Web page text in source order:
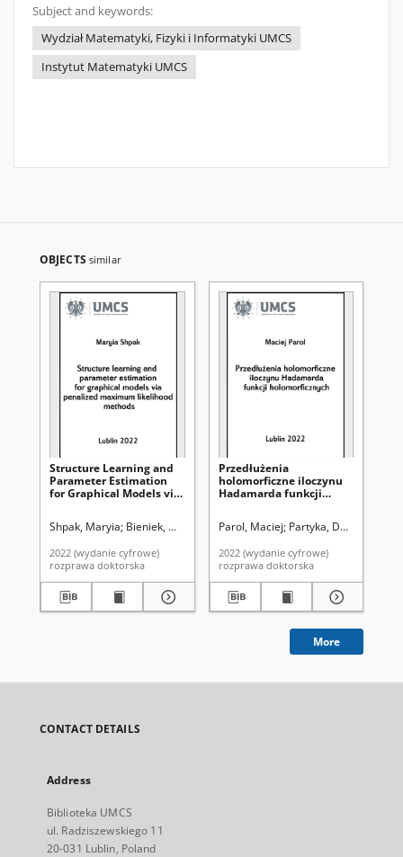
Subject and keywords:
Wydział Matematyki, Fizyki i Informatyki UMCS
Instytut Matematyki UMCS
OBJECTS similar
Structure Learning and
Parameter Estimation
for Graphical Models via
Shpak, Maryia Bieniek, Mariusz. Promotor
2022 (wydanie cyfrowe)
rozprawa doktorska
Przedłużenia
holomorficzne iloczynu
Hadamarda funkcji
Parol, Maciej Partyka, Dariusz.
2022 (wydanie cyfrowe)
rozprawa doktorska
More
CONTACT DETAILS
Address
Biblioteka UMCS
ul. Radziszewskiego 11
20-031 Lublin, Poland